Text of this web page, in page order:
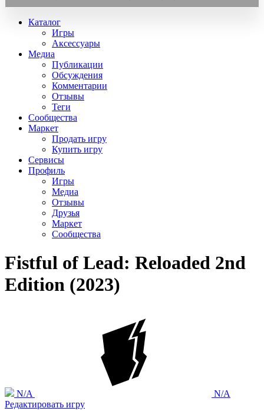
Каталог
Игры
Аксессуары
Медиа
Публикации
Обсуждения
Комментарии
Отзывы
Теги
Сообщества
Маркет
Продать игру
Купить игру
Сервисы
Профиль
Игры
Медиа
Отзывы
Друзья
Маркет
Сообщества
Fistful of Lead: Reloaded 2nd
Edition (2023)
N/A
N/A
Редактировать игру